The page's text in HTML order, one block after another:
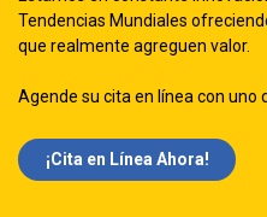
Tendencias Mundiales
que realmente agreguen valor.
Agende su cita en línea con uno
¡Cita en Línea Ah​​ora!